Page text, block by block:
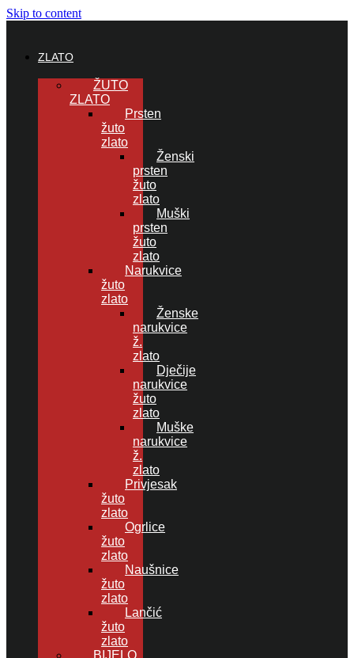
Skip to content
ZLATO
ŽUTO
ZLATO
Prsten
žuto
zlato
Ženski
prsten
žuto
zlato
Muški
prsten
žuto
zlato
Narukvice
žuto
zlato
Ženske
narukvice
ž.
zlato
Dječije
narukvice
žuto
zlato
Muške
narukvice
ž.
zlato
Privjesak
žuto
zlato
Ogrlice
žuto
zlato
Naušnice
žuto
zlato
Lančić
žuto
zlato
BIJELO